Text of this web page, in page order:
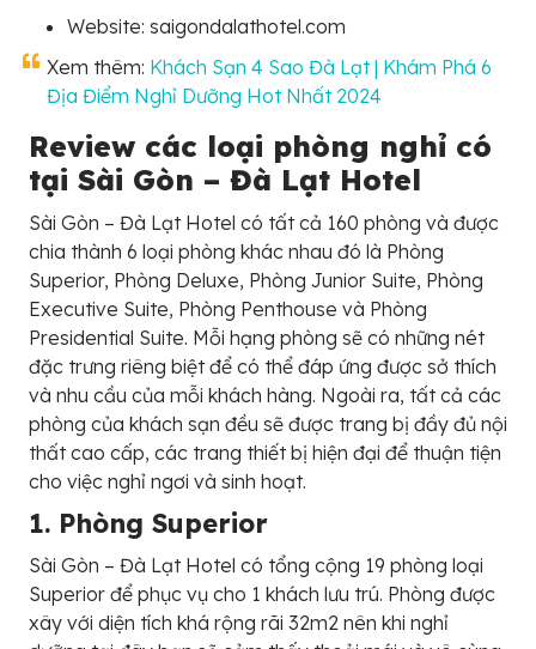
Website: saigondalathotel.com
Xem thêm: Khách Sạn 4 Sao Đà Lạt | Khám Phá 6
Địa Điểm Nghỉ Dưỡng Hot Nhất 2024
Review các loại phòng nghỉ có
tại Sài Gòn – Đà Lạt Hotel
Sài Gòn – Đà Lạt Hotel có tất cả 160 phòng và được
chia thành 6 loại phòng khác nhau đó là Phòng
Superior, Phòng Deluxe, Phòng Junior Suite, Phòng
Executive Suite, Phòng Penthouse và Phòng
Presidential Suite. Mỗi hạng phòng sẽ có những nét
đặc trưng riêng biệt để có thể đáp ứng được sở thích
và nhu cầu của mỗi khách hàng. Ngoài ra, tất cả các
phòng của khách sạn đều sẽ được trang bị đầy đủ nội
thất cao cấp, các trang thiết bị hiện đại để thuận tiện
cho việc nghỉ ngơi và sinh hoạt.
1. Phòng Superior
Sài Gòn – Đà Lạt Hotel có tổng cộng 19 phòng loại
Superior để phục vụ cho 1 khách lưu trú. Phòng được
xây với diện tích khá rộng rãi 32m2 nên khi nghỉ